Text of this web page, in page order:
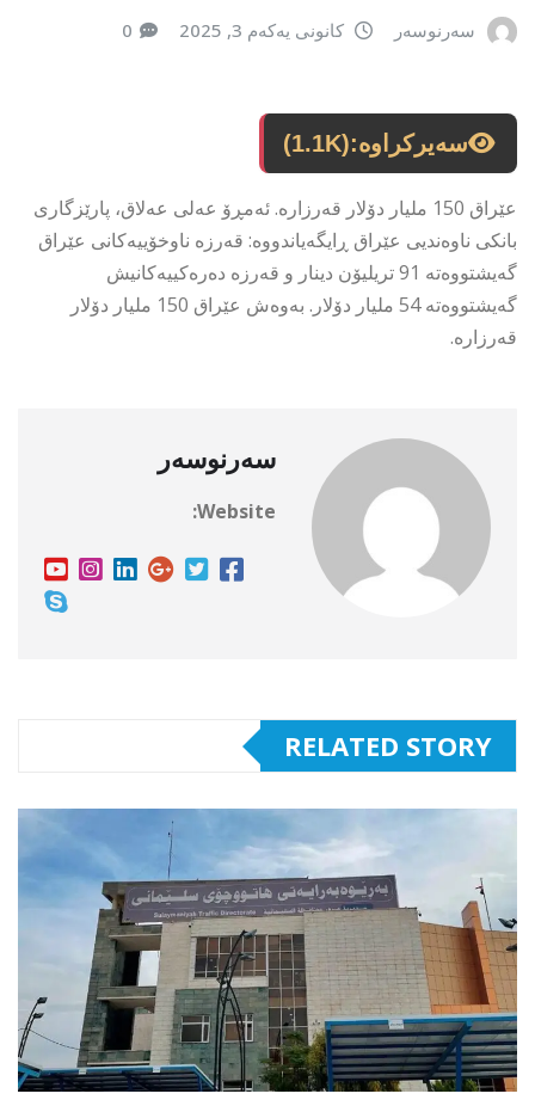
سەرنوسەر کانونی یەکەم 3, 2025 0
سەیرکراوە:(1.1K)
عێراق 150 ملیار دۆلار قەرزارە. ئەمڕۆ عەلی عەلاق، پارێزگاری
بانکی ناوەندیی عێراق ڕایگەیاندووە: قەرزە ناوخۆییەکانی عێراق
گەیشتووەتە 91 تریلیۆن دینار و قەرزە دەرەکییەکانیش
گەیشتووەتە 54 ملیار دۆلار. بەوەش عێراق 150 ملیار دۆلار
قەرزارە.
سەرنوسەر
Website:
RELATED STORY